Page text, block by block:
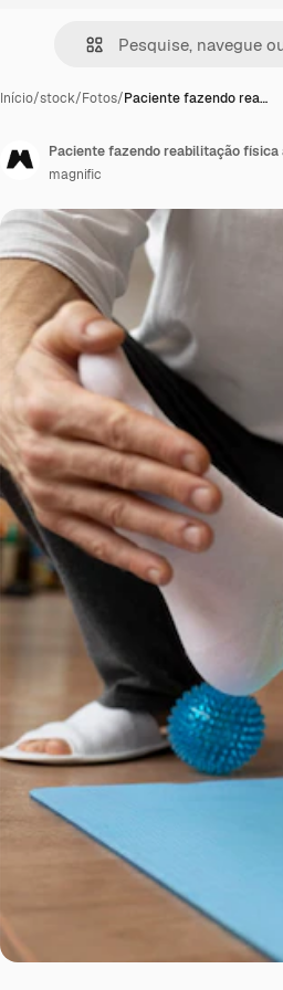
Início/stock/Fotos/Paciente fazendo rea…
Paciente fazendo reabilitação
magnific